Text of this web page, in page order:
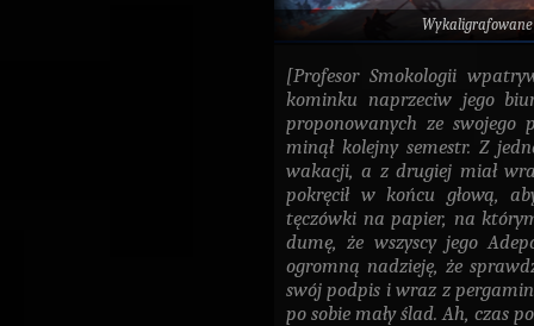
[Profesor Smokologii
kominku naprzeciw jego
proponowanych ze swojego
minął kolejny semestr. Z
wakacji, a z drugiej miał
pokręcił w końcu głową,
tęczówki na papier, na którym
dumę, że wszyscy jego
ogromną nadzieję, że
swój podpis i wraz z
po sobie mały ślad. Ah, czas